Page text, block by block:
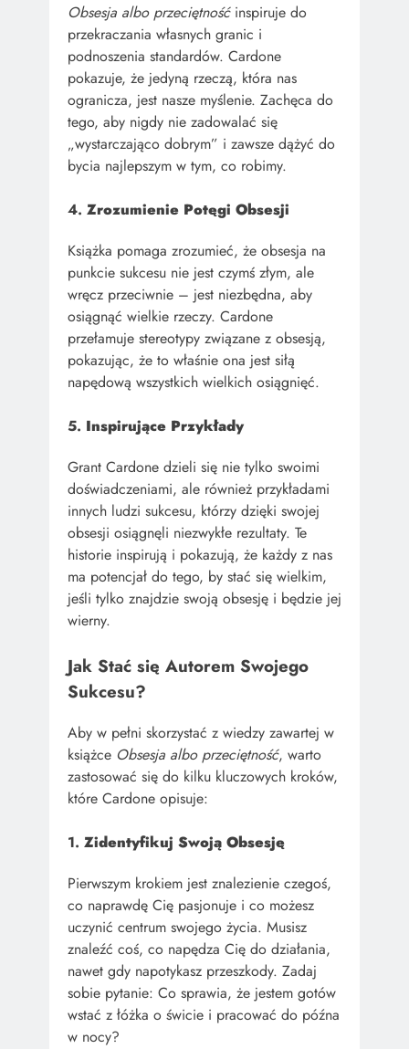
Obsesja albo przeciętnośćinspiruje do
przekraczania własnych granic i
podnoszenia standardów. Cardone
pokazuje, że jedyną rzeczą, która nas
ogranicza, jest nasze myślenie. Zachęca do
tego, aby nigdy nie zadowalać się
„wystarczająco dobrym” i zawsze dążyć do
bycia najlepszym w tym, co robimy.
4. Zrozumienie Potęgi Obsesji
Książka pomaga zrozumieć, że obsesja na
punkcie sukcesu nie jest czymś złym, ale
wręcz przeciwnie – jest niezbędna, aby
osiągnąć wielkie rzeczy. Cardone
przełamuje stereotypy związane z obsesją,
pokazując, że to właśnie ona jest siłą
napędową wszystkich wielkich osiągnięć.
5. Inspirujące Przykłady
Grant Cardone dzieli się nie tylko swoimi
doświadczeniami, ale również przykładami
innych ludzi sukcesu, którzy dzięki swojej
obsesji osiągnęli niezwykłe rezultaty. Te
historie inspirują i pokazują, że każdy z nas
ma potencjał do tego, by stać się wielkim,
jeśli tylko znajdzie swoją obsesję i będzie jej
wierny.
Jak Stać się Autorem Swojego
Sukcesu?
Aby w pełni skorzystać z wiedzy zawartej w
książce Obsesja albo przeciętność, warto
zastosować się do kilku kluczowych kroków,
które Cardone opisuje:
1. Zidentyfikuj Swoją Obsesję
Pierwszym krokiem jest znalezienie czegoś,
co naprawdę Cię pasjonuje i co możesz
uczynić centrum swojego życia. Musisz
znaleźć coś, co napędza Cię do działania,
nawet gdy napotykasz przeszkody. Zadaj
sobie pytanie: Co sprawia, że jestem gotów
wstać z łóżka o świcie i pracować do późna
w nocy?